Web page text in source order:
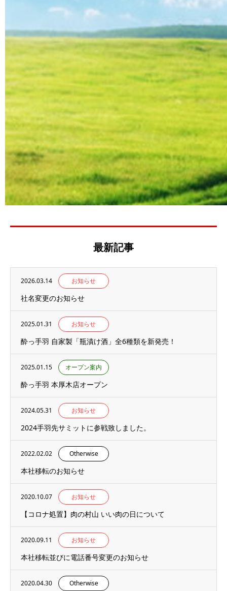
最新記事
2026.03.14 お知らせ
社名変更のお知らせ
2025.01.31 お知らせ
酔っ手羽 自家製「瓶漬け酒」全6種類を新発売！
2025.01.15 オープン案内
酔っ手羽 本厚木店オープン
2024.05.31 お知らせ
2024手羽先サミットに参戦致しました。
2022.02.02 Otherwise
本社移転のお知らせ
2020.10.07 お知らせ
【コロナ処置】肉の村山 いい肉の日について
2020.09.11 お知らせ
本社移転並びに電話番号変更のお知らせ
2020.04.30 Otherwise